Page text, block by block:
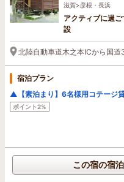
滋賀>彦根・長浜
アクティブに過
設
北陸自動車道木之本ICから国
宿泊プラン
▲【素泊まり】6名様用コテージ
ポイント2%
この宿の宿